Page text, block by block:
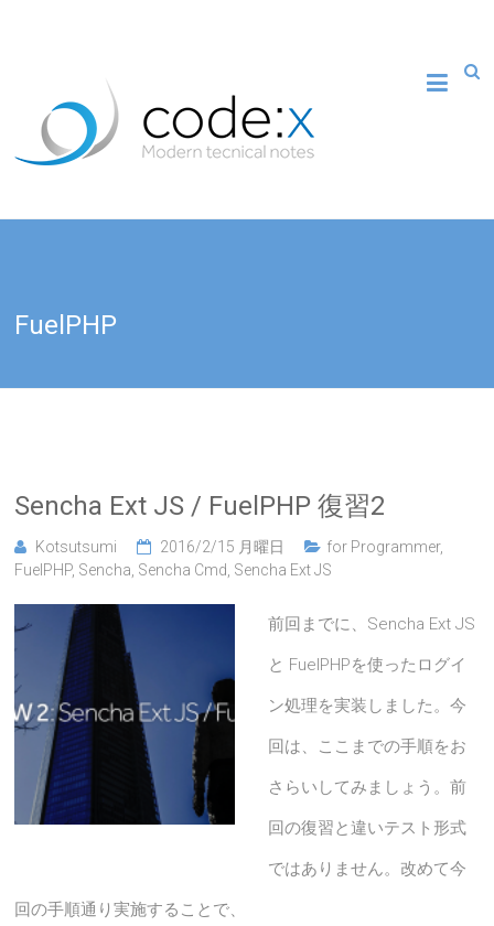
FuelPHP
Sencha Ext JS / FuelPHP 復習2
Kotsutsumi 2016/2/15 月曜日 for Programmer,
FuelPHP, Sencha Sencha Cmd Sencha Ext JS
前回までに、Sencha Ext JS
と FuelPHPを使ったログイ
ン処理を実装しました。今
回は、ここまでの手順をお
さらいしてみましょう。前
回の復習と違いテスト形式
ではありません。改めて今
回の手順通り実施することで、